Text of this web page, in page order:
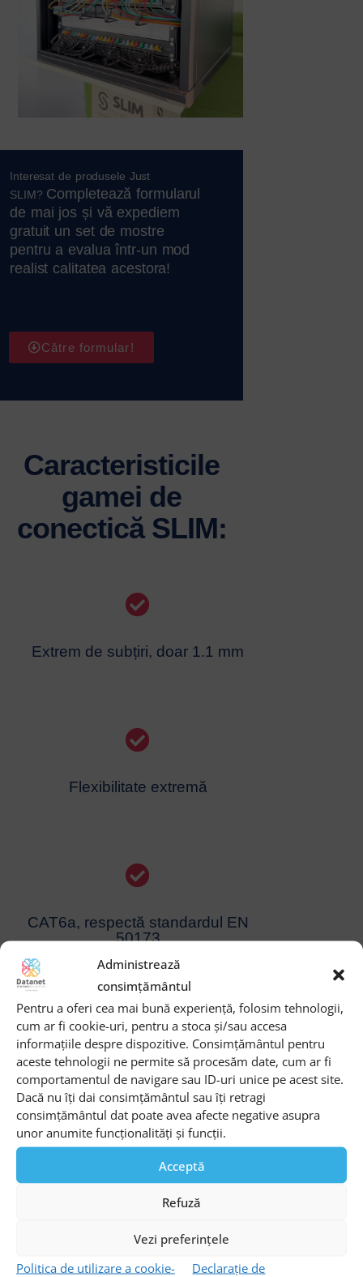
Administrează
consimțământul
Pentru a oferi cea mai bună experiență, folosim tehnologii,
cum ar fi cookie-uri, pentru a stoca și/sau accesa
informațiile despre dispozitive. Consimțământul pentru
aceste tehnologii ne permite să procesăm date, cum ar fi
comportamentul de navigare sau ID-uri unice pe acest site.
Dacă nu îți dai consimțământul sau îți retragi
consimțământul dat poate avea afecte negative asupra
unor anumite funcționalități și funcții.
Acceptă
Refuză
Vezi preferințele
Politica de utilizare a cookie-
Declarație de
Interesat de produsele Just
SLIM? Completează formularul
de mai jos și vă expediem
gratuit un set de mostre
pentru a evalua într-un mod
realist calitatea acestora!
Către formular!
Caracteristicile
gamei de
conectică SLIM:
Extrem de subțiri, doar 1.1 mm
Flexibilitate extremă
CAT6a, respectă standardul EN
50173
Viteze de până la 10 Gbps (max
100m)